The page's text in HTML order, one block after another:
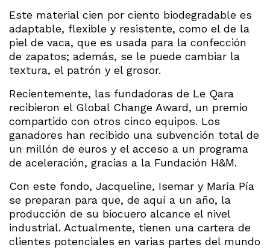
Este material cien por ciento biodegradable es
adaptable, flexible y resistente, como el de la
piel de vaca, que es usada para la confección
de zapatos; además, se le puede cambiar la
textura, el patrón y el grosor.
Recientemente, las fundadoras de Le Qara
recibieron el Global Change Award, un premio
compartido con otros cinco equipos. Los
ganadores han recibido una subvención total de
un millón de euros y el acceso a un programa
de aceleración, gracias a la Fundación H&M.
Con este fondo, Jacqueline, Isemar y María Pía
se preparan para que, de aquí a un año, la
producción de su biocuero alcance el nivel
industrial. Actualmente, tienen una cartera de
clientes potenciales en varias partes del mundo